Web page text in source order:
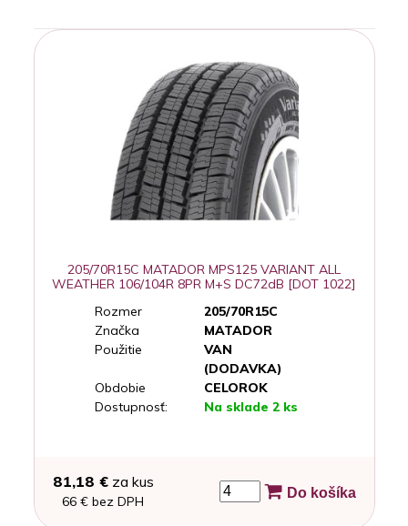
205/70R15C MATADOR MPS125 VARIANT ALL
WEATHER 106/104R 8PR M+S DC72dB [DOT 1022]
Rozmer
205/70R15C
Značka
MATADOR
Použitie
VAN
(DODAVKA)
Obdobie
CELOROK
Dostupnosť:
Na sklade 2 ks
81,18 €za kus
66 € bez DPH
Do košíka